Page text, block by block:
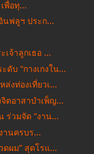
พื่อทุ...
นฟลูฯ ประก...
เจ้าลูกเธอ ...
ดับ “กางเกงใน...
งท่องเที่ยวเ...
ตอาสาบำเพ็ญ...
ร่วมจัด “งาน...
านครบร...
ผม” สุดโรแ...